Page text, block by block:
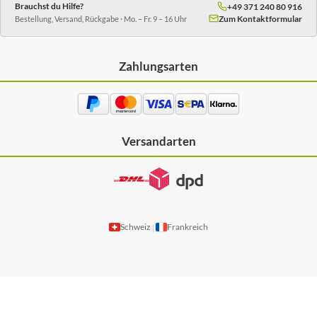
Brauchst du Hilfe?
Bestellung, Versand, Rückgabe · Mo. – Fr. 9 – 16 Uhr
+49 371 240 80 916
Zum Kontaktformular
Zahlungsarten
Versandarten
Schweiz | Frankreich